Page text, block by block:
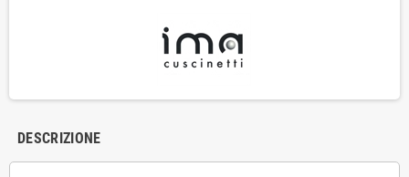
DESCRIZIONE